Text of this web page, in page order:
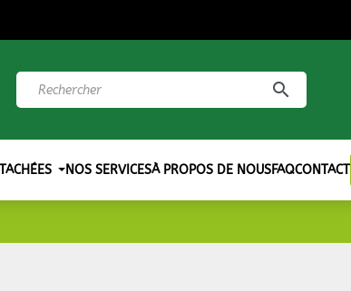
search
NOS SERVICESÀ PROPOS DE NOUSFAQCONTACT